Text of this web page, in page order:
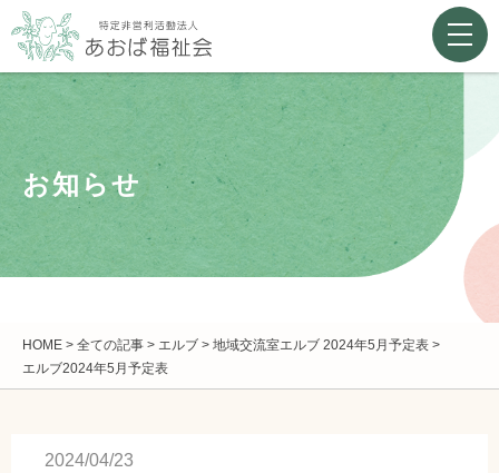
お知らせ
HOME > 全ての記事 > エルブ > 地域交流室エルブ 2024年5月予定表 >
エルブ2024年5月予定表
2024/04/23